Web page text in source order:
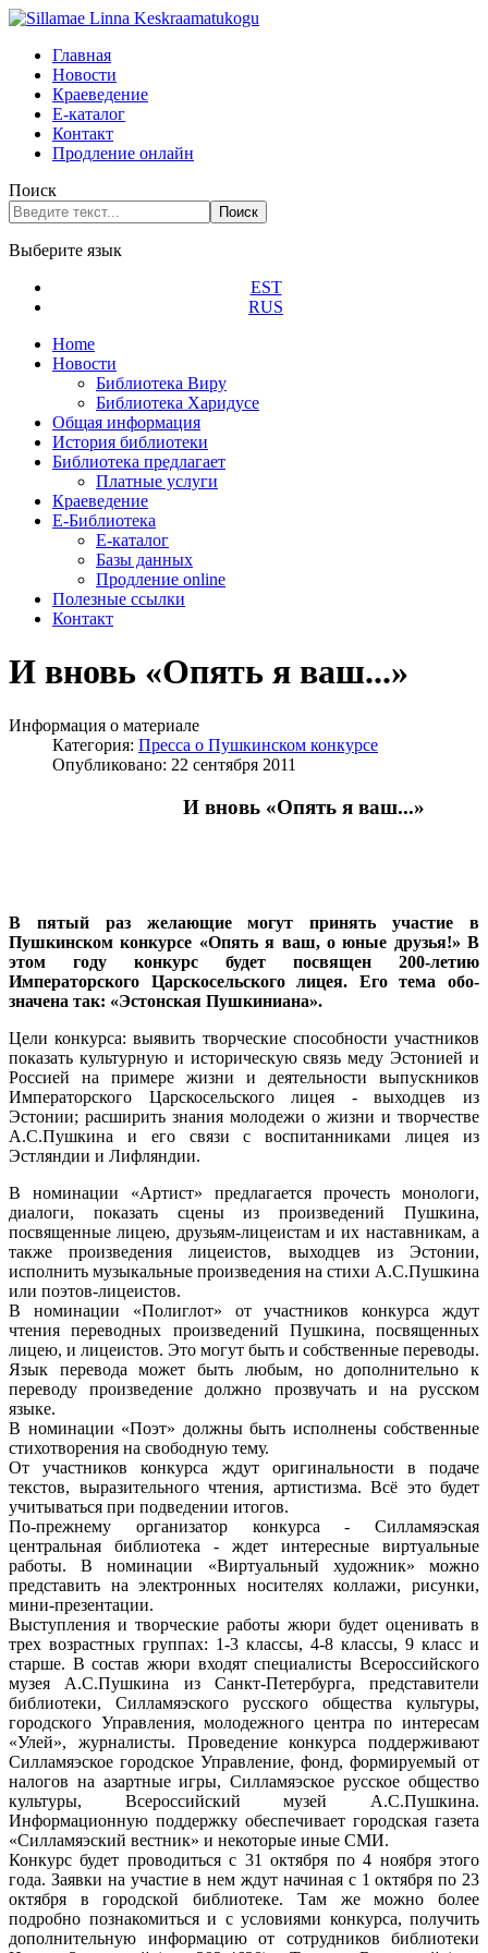
Главная
Новости
Краеведение
Е-каталог
Контакт
Продление онлайн
Поиск
Поиск
Выберите язык
EST
RUS
Home
Новости
Библиотека Виру
Библиотека Харидусе
Общая информация
История библиотеки
Библиотека предлагает
Платные услуги
Краеведение
Е-Библиотека
Е-каталог
Базы данных
Продление online
Полезные ссылки
Контакт
И вновь «Опять я ваш...»
Информация о материале
Категория: Пресса о Пушкинском конкурсе
Опубликовано: 22 сентября 2011
И вновь «Опять я ваш...»
В пятый раз желающие могут принять участие в
Пушкинском конкурсе «Опять я ваш, о юные друзья!» В
этом году конкурс будет посвя­щен 200-летию
Императорского Царскосельского лицея. Его тема обо­
значена так: «Эстонская Пушкиниана».
Цели конкурса: выявить творче­ские способности участников
пока­зать культурную и историческую связь меду Эстонией и
Россией на примере жизни и деятельности выпускников
Императорского Царско­сельского лицея - выходцев из
Эстонии; расширить знания молоде­жи о жизни и творчестве
А.С.Пушкина и его связи с воспитанниками лицея из
Эстляндии и Лифляндии.
В номинации «Артист» предлагает­ся прочесть монологи,
диалоги, пока­зать сцены из произведений Пушкина,
посвященные лицею, друзь­ям-лицеистам и их наставникам, а
также произведения лицеистов, выходцев из Эстонии,
исполнить музыкальные произведения на стихи А.С.Пушкина
или поэтов-лицеистов.
В номинации «Полиглот» от участ­ников конкурса ждут
чтения перевод­ных произведений Пушкина, посвя­щенных
лицею, и лицеистов. Это могут быть и собственные переводы.
Язык перевода может быть любым, но дополнительно к
переводу произведение должно прозвучать и на русском
языке.
В номинации «Поэт» должны быть исполнены собственные
стихотворе­ния на свободную тему.
От участников конкурса ждут ори­гинальности в подаче
текстов, выра­зительного чтения, артистизма. Всё это будет
учитываться при подведе­нии итогов.
По-прежнему организатор конкурса - Силламяэская
центральная библио­тека - ждет интересные виртуальные
работы. В номинации «Виртуальный художник» можно
представить на электронных носителях коллажи, рисунки,
мини-презентации.
Выступления и творческие работы жюри будет оценивать в
трех воз­растных группах: 1-3 классы, 4-8 классы, 9 класс и
старше. В состав жюри входят специалисты Всерос­сийского
музея А.С.Пушкина из Санкт-Петербурга, представители
библиотеки, Силламяэского русского общества культуры,
городского Управления, молодежного центра по интересам
«Улей», журналисты. Проведение конкурса поддерживают
Силламяэское городское Управление, фонд, формируемый от
налогов на азартные игры, Силламяэское рус­ское общество
культуры, Всероссийский музей А.С.Пушкина.
Информационную поддержку обеспечивает городская газета
«Силламяэский вестник» и некоторые иные СМИ.
Конкурс будет проводиться с 31 октября по 4 ноября этого
года. Заявки на участие в нем ждут начи­ная с 1 октября по 23
октября в город­ской библиотеке. Там же можно более
подробно познакомиться и с условиями конкурса, получить
допол­нительную информацию от сотрудни­ков библиотеки